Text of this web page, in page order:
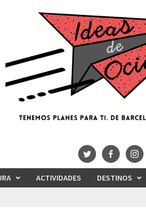
ACTIVIDADES DESTINOS